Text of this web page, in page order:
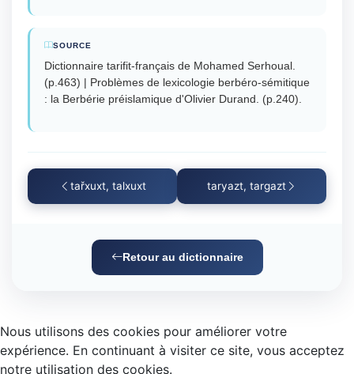
SOURCE
Dictionnaire tarifit-français de Mohamed Serhoual.
(p.463) | Problèmes de lexicologie berbéro-sémitique
: la Berbérie préislamique d'Olivier Durand. (p.240).
tařxuxt, talxuxt taryazt, targazt
Retour au dictionnaire
Nous utilisons des cookies pour améliorer votre
expérience. En continuant à visiter ce site, vous acceptez
notre utilisation des cookies.